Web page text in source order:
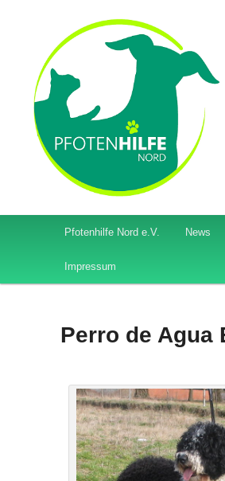
Pfotenhilfe
Hilfe für Hunde und Katzen
Zum
Inhalt
Zum
sekundären
Pfotenhilfe Nord e.V. News
Impressum
Perro de Agua